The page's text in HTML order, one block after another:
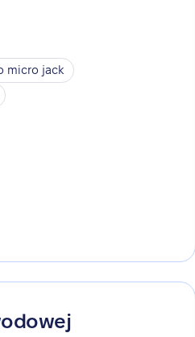
micro jack